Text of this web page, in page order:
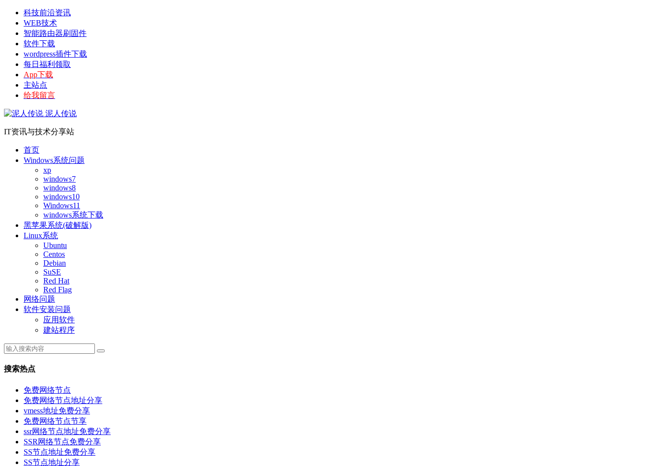
科技前沿资讯
WEB技术
智能路由器刷固件
软件下载
wordpress插件下载
每日福利领取
App下载
主站点
给我留言
泥人传说
IT资讯与技术分享站
首页
Windows系统问题
xp
windows7
windows8
windows10
Windows11
windows系统下载
黑苹果系统(破解版)
Linux系统
Ubuntu
Centos
Debian
SuSE
Red Hat
Red Flag
网络问题
软件安装问题
应用软件
建站程序
搜索热点
免费网络节点
免费网络节点地址分享
vmess地址免费分享
免费网络节点节享
ssr网络节点地址免费分享
SSR网络节点免费分享
SS节点地址免费分享
SS节点地址分享